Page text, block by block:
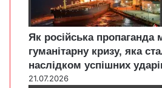
Як російська пропаганда
гуманітарну кризу, яка
наслідком успішних
21.07.2026